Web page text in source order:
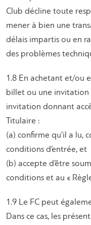
Club décline toute
mener à bien une
délais impartis ou en
des problèmes
1.8 En achetant et/ou
billet ou une
invitation donnant
Titulaire :
(a) confirme qu’il a lu,
conditions d’entrée, et
(b) accepte d’être
conditions et au «
1.9 Le FC peut
Dans ce cas, les